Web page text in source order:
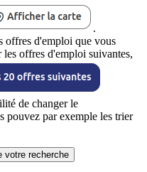
.
offres d'emploi que vous
offres d'emploi suivantes,
de changer le
pouvez par exemple les trier
votre recherche